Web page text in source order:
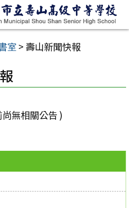
室> 壽山新聞快報
尚無相關公告 )